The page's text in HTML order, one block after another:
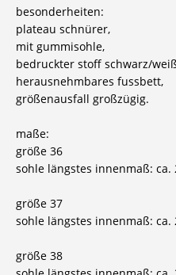
besonderheiten:
plateau schnürer,
mit gummisohle,
bedruckter stoff schwarz/
herausnehmbares fussbett,
größenausfall großzügig.
maße:
größe 36
sohle längstes innenmaß: ca.
größe 37
sohle längstes innenmaß: ca.
größe 38